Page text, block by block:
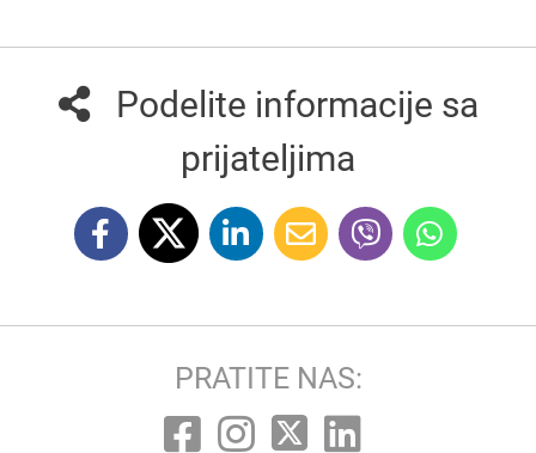
Podelite informacije sa
prijateljima
PRATITE NAS: